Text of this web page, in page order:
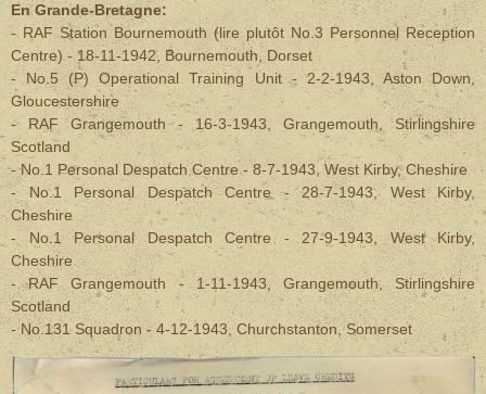
En Grande-Bretagne:
- RAF Station Bournemouth (lire plutôt No.3 Personnel Reception
Centre) - 18-11-1942, Bournemouth, Dorset
- No.5 (P) Operational Training Unit - 2-2-1943, Aston Down,
Gloucestershire
- RAF Grangemouth - 16-3-1943, Grangemouth, Stirlingshire
Scotland
- No.1 Personal Despatch Centre - 8-7-1943, West Kirby, Cheshire
- No.1 Personal Despatch Centre - 28-7-1943, West Kirby,
Cheshire
- No.1 Personal Despatch Centre - 27-9-1943, West Kirby,
Cheshire
- RAF Grangemouth - 1-11-1943, Grangemouth, Stirlingshire
Scotland
- No.131 Squadron - 4-12-1943, Churchstanton, Somerset